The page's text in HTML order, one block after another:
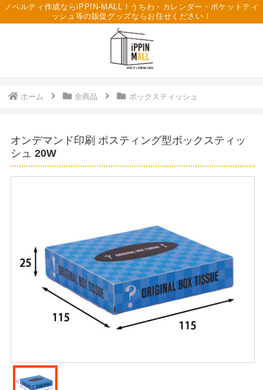
ノベルティ作成ならiPPIN-MALL！うちわ・カレンダー・ポケットティ
ッシュ等の販促グッズならお任せください！
ホーム 全商品 ボックスティッシュ
オンデマンド印刷 ポスティング型ボックスティッ
シュ 20W